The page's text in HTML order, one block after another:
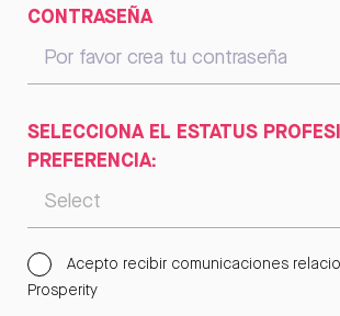
CONTRASEÑA
SELECCIONA EL ESTATUS
PREFERENCIA:
Acepto recibir comunicaciones
Prosperity